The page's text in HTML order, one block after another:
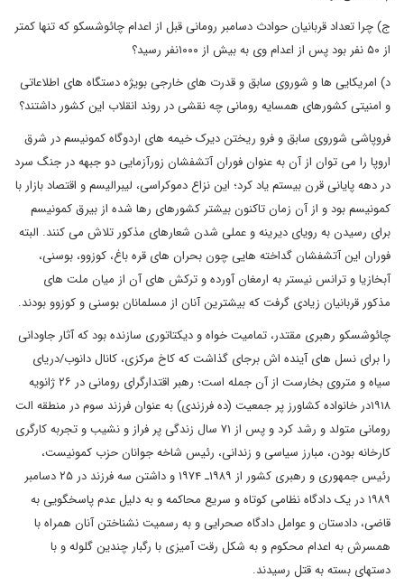
ج) چرا تعداد قربانیان حوادث دسامبر رومانی قبل از اعدام چائوشسکو که تنها کمتر
از ۵۰ نفر بود پس از اعدام وی به بیش از ۱۰۰۰نفر رسید؟
د) امریکایی ها و شوروی سابق و قدرت های خارجی بویژه دستگاه های اطلاعاتی
و امنیتی کشورهای همسایه رومانی چه نقشی در روند انقلاب این کشور داشتند؟
فروپاشی شوروی سابق و فرو ریختن دیرک خیمه های اردوگاه کمونیسم در شرق
اروپا را می توان از آن به عنوان فوران آتشفشان زورآزمایی دو جبهه در جنگ سرد
در دهه پایانی قرن بیستم یاد کرد؛ این نزاع دموکراسی، لیبرالیسم و اقتصاد بازار با
کمونیسم بود و از آن زمان تاکنون بیشتر کشورهای رها شده از بیرق کمونیسم
برای رسیدن به رویای دیرینه و عملی شدن شعارهای مذکور تلاش می کنند. البته
فوران این آتشفشان گداخته هایی چون بحران های قره باغ، کوزوو، بوسنی،
آبخازیا و ترانس نیستر به ارمغان آورده و ترکش های آن از میان ملت های
مذکور قربانیان زیادی گرفت که بیشترین آنان از مسلمانان بوسنی و کوزوو بودند.
چائوشسکو رهبری مقتدر، تمامیت خواه و دیکتاتوری سازنده بود که آثار جاودانی
را برای نسل های آینده اش برجای گذاشت که کاخ مرکزی، کانال دانوب/دریای
سیاه و متروی بخارست از آن جمله است؛ رهبر اقتدارگرای رومانی در ۲۶ ژانویه
۱۹۱۸در خانواده کشاورز پر جمعیت (ده فرزندی) به عنوان فرزند سوم در منطقه الت
رومانی متولد و رشد کرد و پس از ۷۱ سال زندگی پر فراز و نشیب و تجربه کارگری
کارخانه بودن، مبارز سیاسی و زندانی، رئیس شاخه جوانان حزب کمونیست،
رئیس جمهوری و رهبری کشور از ۱۹۸۹ـ ۱۹۷۴ و داشتن سه فرزند در ۲۵ دسامبر
۱۹۸۹ در یک دادگاه نظامی کوتاه و سریع محاکمه و به دلیل عدم پاسخگویی به
قاضی، دادستان و عوامل دادگاه صحرایی و به رسمیت نشناختن آنان همراه با
همسرش به اعدام محکوم و به شکل رقت آمیزی با رگبار چندین گلوله و با
دستهای بسته به قتل رسیدند.